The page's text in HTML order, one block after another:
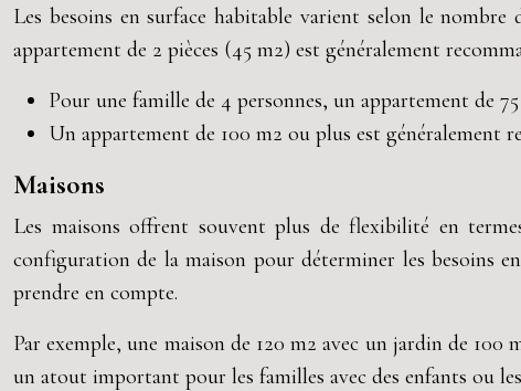
Les besoins en surface habitable varient selon le
appartement de 2 pièces (45 m2) est généralement
Pour une famille de 4 personnes, un appartement de
Un appartement de 100 m2 ou plus est généralement
Maisons
Les maisons offrent souvent plus de flexibilité en
configuration de la maison pour déterminer les besoins
prendre en compte.
Par exemple, une maison de 120 m2 avec un jardin de
un atout important pour les familles avec des enfants ou